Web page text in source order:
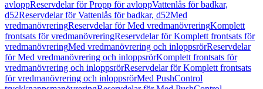
avloppReservdelar för Propp för avloppVattenlås för badkar,
d52Reservdelar för Vattenlås för badkar, d52Med
vredmanövreringReservdelar för Med vredmanövreringKomplett
frontsats för vredmanövreringReservdelar för Komplett frontsats för
vredmanövreringMed vredmanövrering och inloppsrörReservdelar
för Med vredmanövrering och inloppsrörKomplett frontsats för
vredmanövrering och inloppsrörReservdelar för Komplett frontsats
för vredmanövrering och inloppsrörMed PushControl